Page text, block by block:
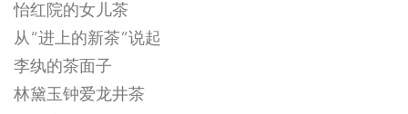
怡红院的女儿茶
从“进上的新茶”说起
李纨的茶面子
林黛玉钟爱龙井茶